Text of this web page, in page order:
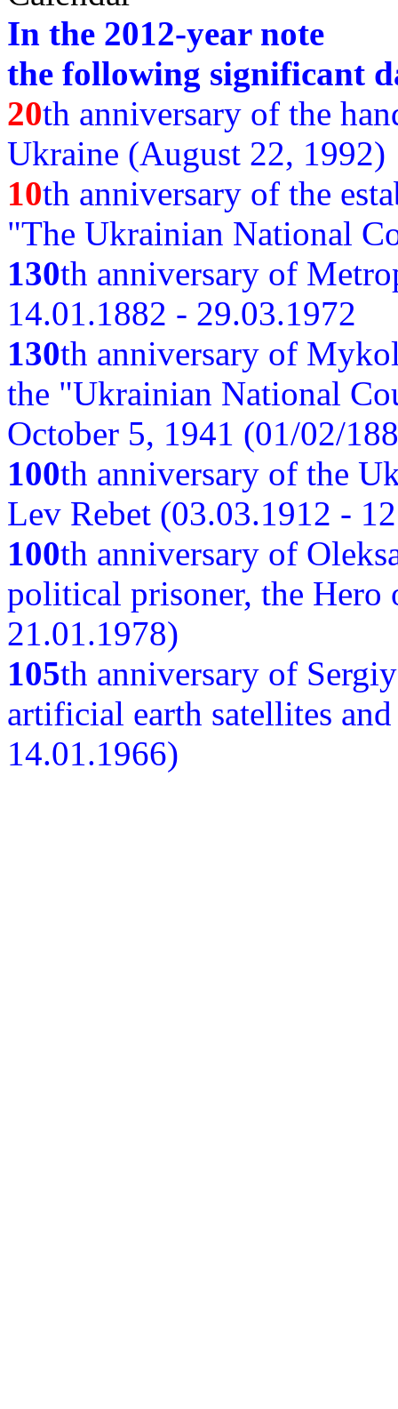
In the 2012-year note
the following significant
20th anniversary of the
Ukraine (August 22, 1992)
10th anniversary of the
"The Ukrainian National
130th anniversary of
14.01.1882 - 29.03.1972
130th anniversary of
the "Ukrainian National
October 5, 1941 (01/02/
100th anniversary of the
Lev Rebet (03.03.1912 -
100th anniversary of
political prisoner, the
21.01.1978)
105th anniversary of
artificial earth satellites
14.01.1966)